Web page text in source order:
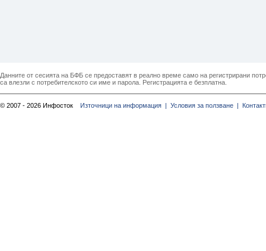
Данните от сесията на БФБ се предоставят в реално време само на регистрирани
са влезли с потребителското си име и парола. Регистрацията е безплатна.
© 2007 - 2026 Инфосток Източници на информация | Условия за ползване |